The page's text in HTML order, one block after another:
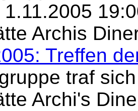
Archis
Treffen
traf
Archi's